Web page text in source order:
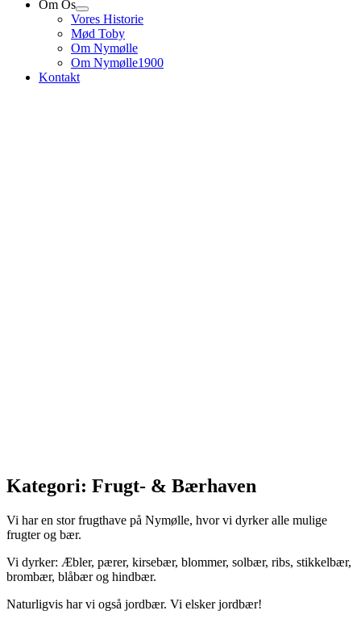
Om Os
Åbn
dropdown
meny
Vores Historie
Mød Toby
Om Nymølle
Om Nymølle1900
Kontakt
Kategori: Frugt- & Bærhaven
Vi har en stor frugthave på Nymølle, hvor vi dyrker alle mulige
frugter og bær.
Vi dyrker: Æbler, pærer, kirsebær, blommer, solbær, ribs, stikkelbær,
brombær, blåbær og hindbær.
Naturligvis har vi også jordbær. Vi elsker jordbær!